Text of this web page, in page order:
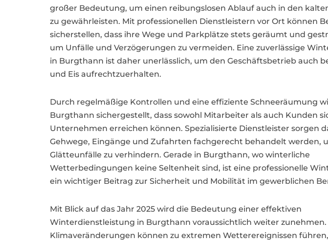
großer Bedeutung, um einen reibungslosen Ablauf auch in den
zu gewährleisten. Mit professionellen Dienstleistern vor Ort können
sicherstellen, dass ihre Wege und Parkplätze stets geräumt und
um Unfälle und Verzögerungen zu vermeiden. Eine zuverlässige
in Burgthann ist daher unerlässlich, um den Geschäftsbetrieb auch
und Eis aufrechtzuerhalten.
Durch regelmäßige Kontrollen und eine effiziente Schneeräumung
Burgthann sichergestellt, dass sowohl Mitarbeiter als auch Kunden
Unternehmen erreichen können. Spezialisierte Dienstleister sorgen
Gehwege, Eingänge und Zufahrten fachgerecht behandelt werden,
Glätteunfälle zu verhindern. Gerade in Burgthann, wo winterliche
Wetterbedingungen keine Seltenheit sind, ist eine professionelle
ein wichtiger Beitrag zur Sicherheit und Mobilität im gewerblichen
Mit Blick auf das Jahr 2025 wird die Bedeutung einer effektiven
Winterdienstleistung in Burgthann voraussichtlich weiter zunehmen.
Klimaveränderungen können zu extremen Wetterereignissen